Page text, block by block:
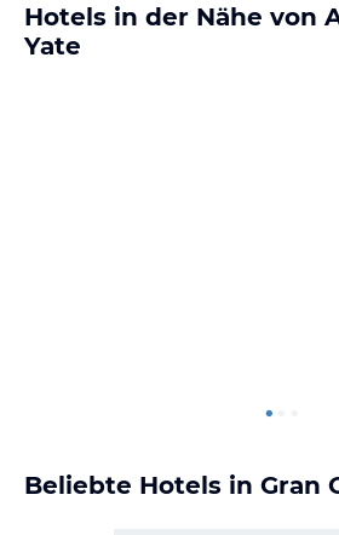
Hotels in der Nähe von
Yate
Beliebte Hotels in Gran